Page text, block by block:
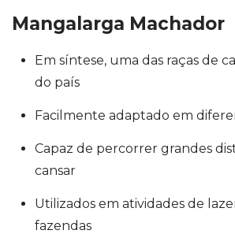
Mangalarga Machador
Em síntese, uma dasraças de
do país
Facilmente adaptado em
Capaz de percorrer grandes
cansar
Utilizados em atividades de
fazendas